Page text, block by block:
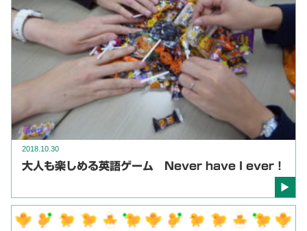
2018.10.30
大人も楽しめる英語ゲーム Never have I ever！